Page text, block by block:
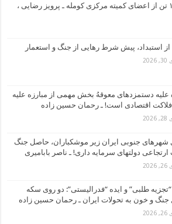
نگاهی به نامه ۱۰ تن از اعضای کمیته مرکزی کومله ـ پرویز رضایی ،
از استبداد، پیش شرط رهایی از جنگ و استعمار
علیه دستمزدهای معوقهُ بخش مهمی از مبارزه علیه
اقتصادی است! ـ رحمان حسین زاده
شهرهای جنوبی ایران زیر موشکباران، حاصل جنگ
دولتهای سرمایه داری! ـ ناصر بابامیری
طلبی” و ایده “فدرالیستی”: دو روی سکه
جنگ و خون به تحولات ایران ـ رحمان حسین زاده